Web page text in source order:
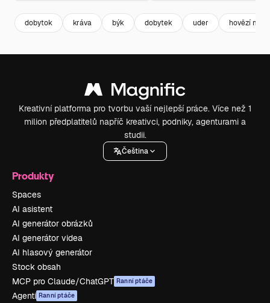
dobytok kráva býk dobytek uder hovězí
Kreativní platforma pro tvorbu vaší nejlepší práce. Více než 1
milion předplatitelů napříč kreativci, podniky, agenturami a
studii.
Čeština
Produkty
Spaces
AI asistent
AI generátor obrázků
AI generátor videa
AI hlasový generátor
Stock obsah
MCP pro Claude/ChatGPT Ranní ptáče
Agenti Ranní ptáče